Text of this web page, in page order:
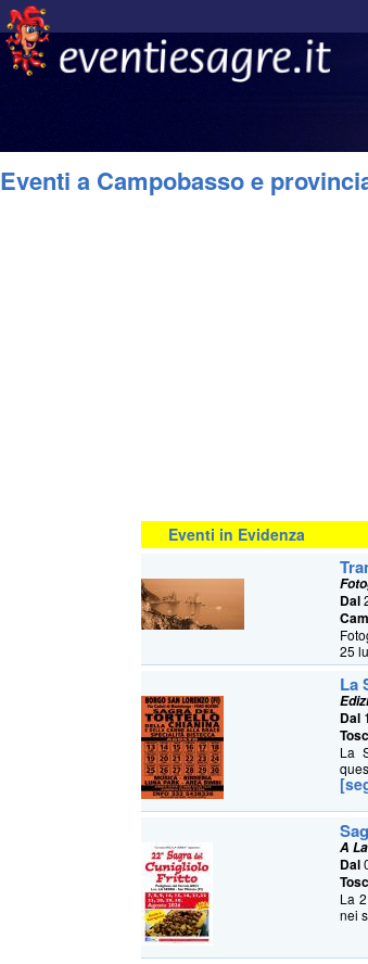
Eventi a Campobasso e
Eventi in Evidenza
Dal
25
La
Dal
La
A
Dal
La
nei